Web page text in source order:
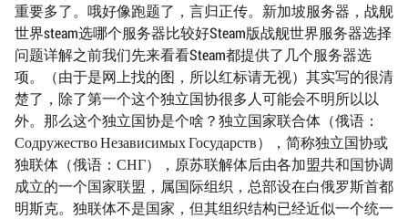
重要多了。哦好像跑题了，言归正传。新加坡服务器，战舰
世界steam选哪个服务器比较好Steam版战舰世界服务器选择
问题详解之前我们先来看看Steam都提供了几个服务器选
项。（由于是网上找的图，所以红标请无视）其实写的很清
楚了，除了第一个这个独立国协很多人可能会不明所以以
外。那么这个独立国协是个啥？独立国家联合体（俄语：
Содружество Независимых Государств），简称独立国协或
独联体（俄语：СНГ），原苏联解体后由各加盟共和国协调
成立的一个国家联盟，属国际组织，总部设在白俄罗斯首都
明斯克。独联体不是国家，但其组织结构已经近似一个统一